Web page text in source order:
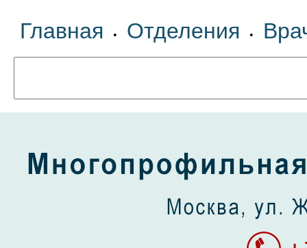
Главная • Отделения •